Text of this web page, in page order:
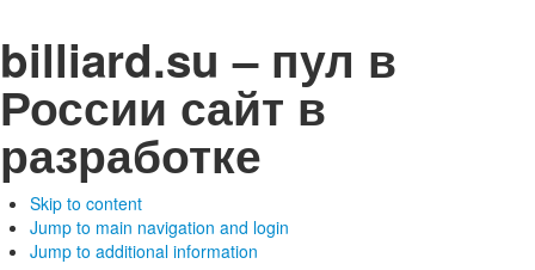
billiard.su – пул в
России сайт в
разработке
Skip to content
Jump to main navigation and login
Jump to additional information